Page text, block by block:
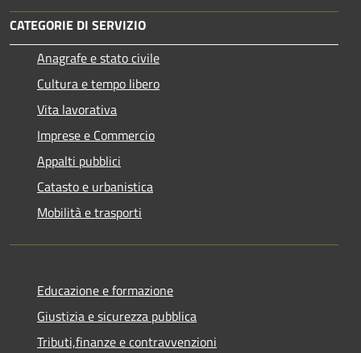
CATEGORIE DI SERVIZIO
Anagrafe e stato civile
Cultura e tempo libero
Vita lavorativa
Imprese e Commercio
Appalti pubblici
Catasto e urbanistica
Mobilità e trasporti
Educazione e formazione
Giustizia e sicurezza pubblica
Tributi,finanze e contravvenzioni